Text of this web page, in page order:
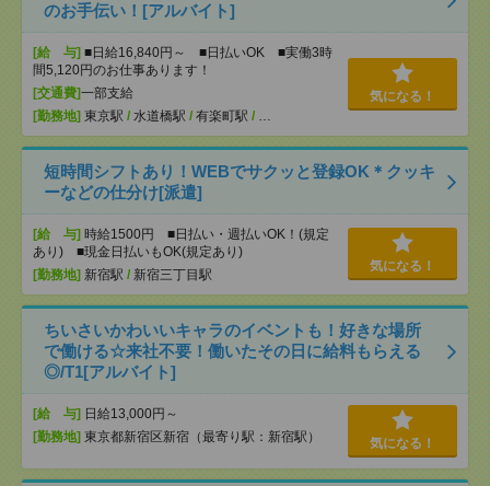
のお手伝い！[アルバイト]
[給 与] ■日給16,840円～ ■日払いOK ■実働3時
間5,120円のお仕事あります！
[交通費]一部支給
[勤務地] 東京駅 / 水道橋駅 / 有楽町駅 / …
気になる！
短時間シフトあり！WEBでサクッと登録OK＊クッキ
ーなどの仕分け[派遣]
[給 与] 時給1500円 ■日払い・週払いOK！(規定
あり) ■現金日払いもOK(規定あり)
[勤務地] 新宿駅 / 新宿三丁目駅
気になる！
ちいさいかわいいキャラのイベントも！好きな場所
で働ける☆来社不要！働いたその日に給料もらえる
◎/T1[アルバイト]
[給 与] 日給13,000円～
[勤務地] 東京都新宿区新宿（最寄り駅：新宿駅） 気になる！